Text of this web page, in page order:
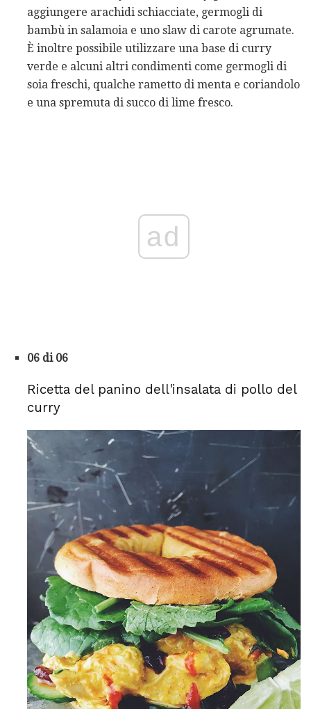
aggiungere arachidi schiacciate, germogli di
bambù in salamoia e uno slaw di carote agrumate.
È inoltre possibile utilizzare una base di curry
verde e alcuni altri condimenti come germogli di
soia freschi, qualche rametto di menta e coriandolo
e una spremuta di succo di lime fresco.
ad
06 di 06
Ricetta del panino dell'insalata di pollo del
curry